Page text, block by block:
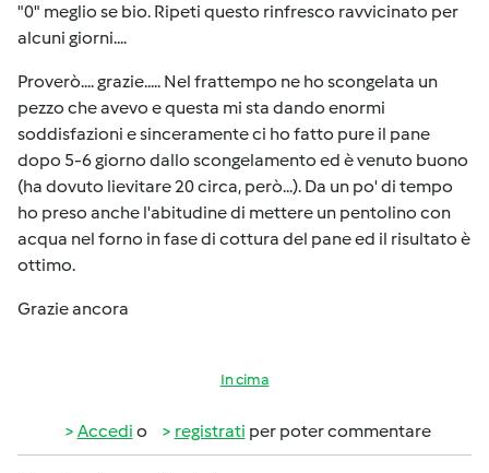
"0" meglio se bio. Ripeti questo rinfresco ravvicinato per
alcuni giorni....
Proverò.... grazie..... Nel frattempo ne ho scongelata un
pezzo che avevo e questa mi sta dando enormi
soddisfazioni e sinceramente ci ho fatto pure il pane
dopo 5-6 giorno dallo scongelamento ed è venuto buono
(ha dovuto lievitare 20 circa, però...). Da un po' di tempo
ho preso anche l'abitudine di mettere un pentolino con
acqua nel forno in fase di cottura del pane ed il risultato è
ottimo.
Grazie ancora
In cima
Accedi o registrati per poter commentare